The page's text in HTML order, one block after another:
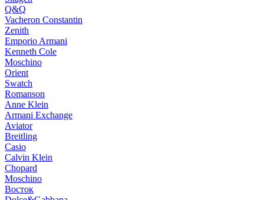
Q&Q
Vacheron Constantin
Zenith
Emporio Armani
Kenneth Cole
Moschino
Orient
Swatch
Romanson
Anne Klein
Armani Exchange
Aviator
Breitling
Casio
Calvin Klein
Chopard
Moschino
Восток